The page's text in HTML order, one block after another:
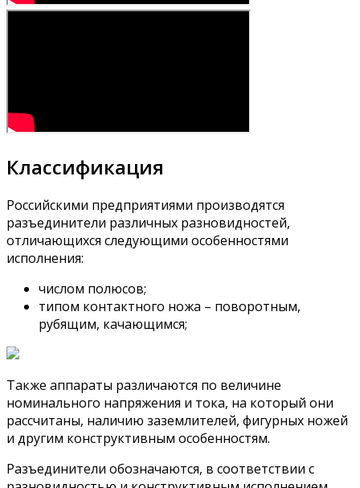
Классификация
Российскими предприятиями производятся
разъединители различных разновидностей,
отличающихся следующими особенностями
исполнения:
числом полюсов;
типом контактного ножа – поворотным,
рубящим, качающимся;
Также аппараты различаются по величине
номинального напряжения и тока, на который они
рассчитаны, наличию заземлителей, фигурных ножей
и другим конструктивным особенностям.
Разъединители обозначаются, в соответствии с